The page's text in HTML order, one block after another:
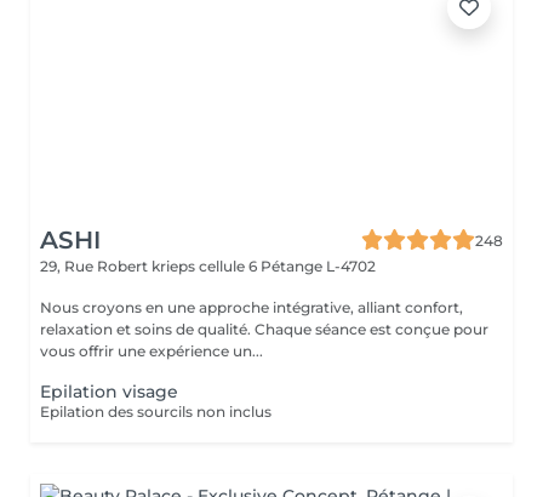
ASHI
248
29, Rue Robert krieps cellule 6 Pétange L-4702
Nous croyons en une approche intégrative, alliant confort,
relaxation et soins de qualité. Chaque séance est conçue pour
vous offrir une expérience un...
Epilation visage
Epilation des sourcils non inclus